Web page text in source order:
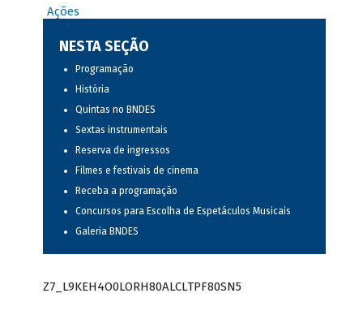
Ações
NESTA SEÇÃO
Programação
História
Quintas no BNDES
Sextas instrumentais
Reserva de ingressos
Filmes e festivais de cinema
Receba a programação
Concursos para Escolha de Espetáculos Musicais
Galeria BNDES
Z7_L9KEH4O0LORH80ALCLTPF80SN5